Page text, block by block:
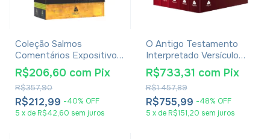
Coleção Salmos
Comentários Expositivos
Vol. 1 E 2
R$212,99 -40% OFF
R$357,90
R$206,60 com Pix
5 x de R$42,60 sem juros
O Antigo Testamento
Interpretado Versículo
Por Versículo 5 Volumes -
R. N. Champlin
R$755,99 -48% OFF
R$1.457,89
R$733,31 com Pix
5 x de R$151,20 sem juros